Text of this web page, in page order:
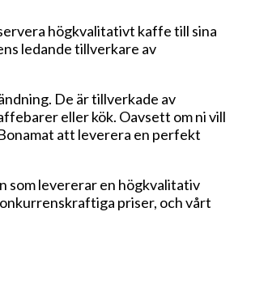
högkvalitativt kaffe till sina
ledande tillverkare av
De är tillverkade av
eller kök. Oavsett om ni vill
att leverera en perfekt
som levererar en högkvalitativ
priser, och vårt